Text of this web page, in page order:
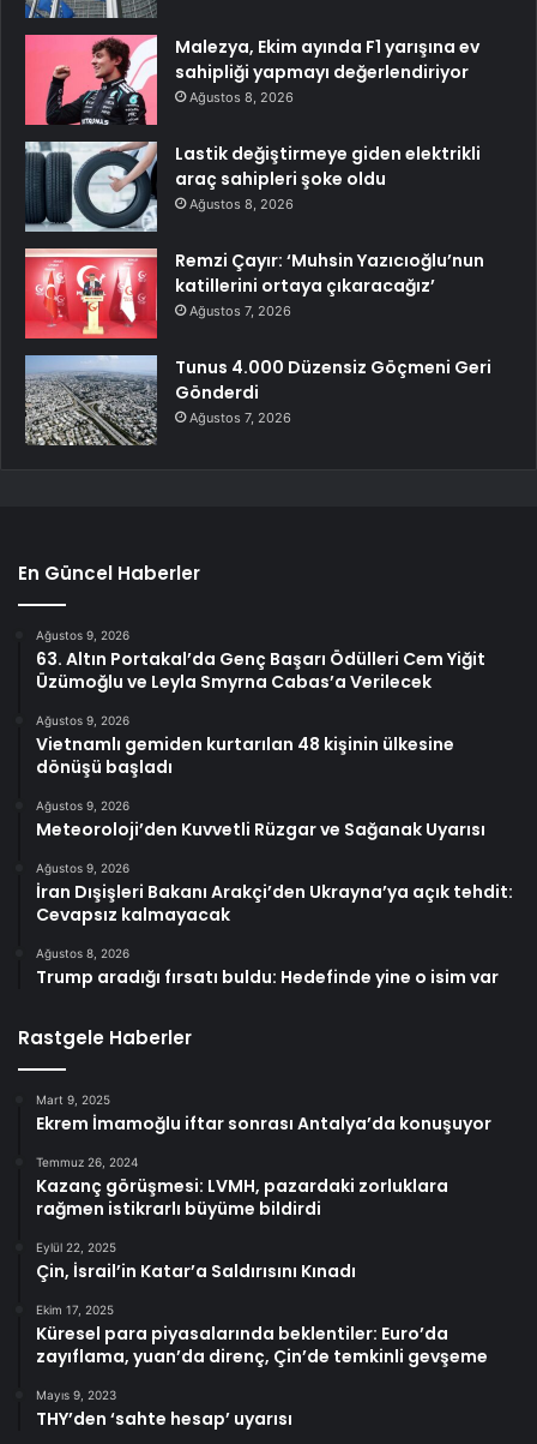
Malezya, Ekim ayında F1 yarışına ev
sahipliği yapmayı değerlendiriyor
Ağustos 8, 2026
Lastik değiştirmeye giden elektrikli
araç sahipleri şoke oldu
Ağustos 8, 2026
Remzi Çayır: ‘Muhsin Yazıcıoğlu’nun
katillerini ortaya çıkaracağız’
Ağustos 7, 2026
Tunus 4.000 Düzensiz Göçmeni Geri
Gönderdi
Ağustos 7, 2026
En Güncel Haberler
Ağustos 9, 2026
63. Altın Portakal’da Genç Başarı Ödülleri Cem Yiğit
Üzümoğlu ve Leyla Smyrna Cabas’a Verilecek
Ağustos 9, 2026
Vietnamlı gemiden kurtarılan 48 kişinin ülkesine
dönüşü başladı
Ağustos 9, 2026
Meteoroloji’den Kuvvetli Rüzgar ve Sağanak Uyarısı
Ağustos 9, 2026
İran Dışişleri Bakanı Arakçi’den Ukrayna’ya açık tehdit:
Cevapsız kalmayacak
Ağustos 8, 2026
Trump aradığı fırsatı buldu: Hedefinde yine o isim var
Rastgele Haberler
Mart 9, 2025
Ekrem İmamoğlu iftar sonrası Antalya’da konuşuyor
Temmuz 26, 2024
Kazanç görüşmesi: LVMH, pazardaki zorluklara
rağmen istikrarlı büyüme bildirdi
Eylül 22, 2025
Çin, İsrail’in Katar’a Saldırısını Kınadı
Ekim 17, 2025
Küresel para piyasalarında beklentiler: Euro’da
zayıflama, yuan’da direnç, Çin’de temkinli gevşeme
Mayıs 9, 2023
THY’den ‘sahte hesap’ uyarısı